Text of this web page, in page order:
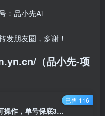
：品小先Ai
发朋友圈，多谢！
（品小先-项
快递回收淘金项目，一部手机即可操作，单号保底30-50+，可矩阵放大-知名技术官
已售 116